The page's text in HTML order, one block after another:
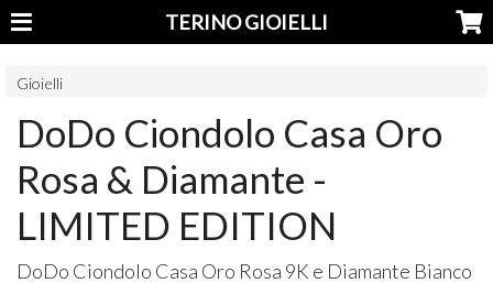
TERINO GIOIELLI
Gioielli
DoDo Ciondolo Casa Oro
Rosa & Diamante -
LIMITED EDITION
DoDo Ciondolo Casa Oro Rosa 9K e Diamante Bianco